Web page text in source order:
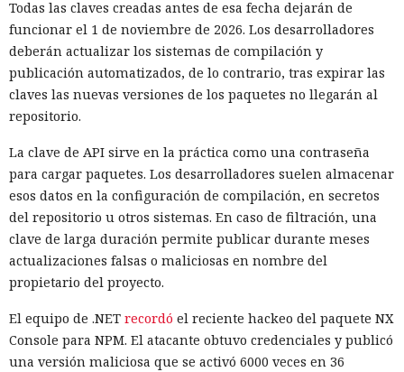
Todas las claves creadas antes de esa fecha dejarán de
funcionar el 1 de noviembre de 2026. Los desarrolladores
deberán actualizar los sistemas de compilación y
publicación automatizados, de lo contrario, tras expirar las
claves las nuevas versiones de los paquetes no llegarán al
repositorio.
La clave de API sirve en la práctica como una contraseña
para cargar paquetes. Los desarrolladores suelen almacenar
esos datos en la configuración de compilación, en secretos
del repositorio u otros sistemas. En caso de filtración, una
clave de larga duración permite publicar durante meses
actualizaciones falsas o maliciosas en nombre del
propietario del proyecto.
El equipo de .NET recordó el reciente hackeo del paquete NX
Console para NPM. El atacante obtuvo credenciales y publicó
una versión maliciosa que se activó 6000 veces en 36